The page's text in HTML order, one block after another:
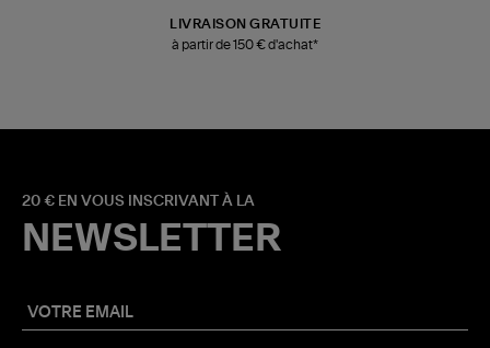
LIVRAISON GRATUITE
à partir de 150 € d'achat*
20 € EN VOUS INSCRIVANT À LA
NEWSLETTER